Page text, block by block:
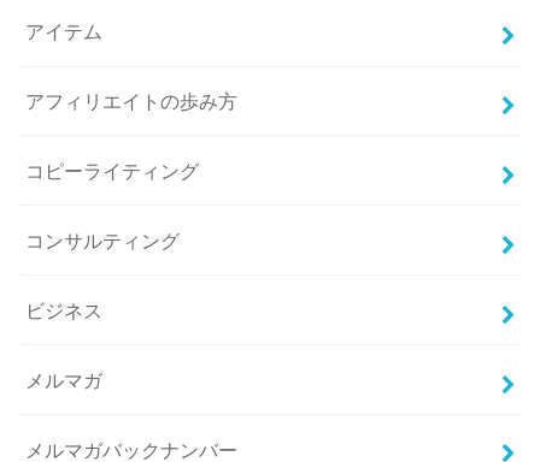
アイテム
アフィリエイトの歩み方
コピーライティング
コンサルティング
ビジネス
メルマガ
メルマガバックナンバー